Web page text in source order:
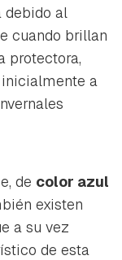
debido al
cuando brillan
protectora,
a
de color azul
existen
a su vez
de esta